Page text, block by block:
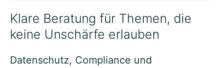
Klare Beratung für Themen, die
keine Unschärfe erlauben
Datenschutz, Compliance und